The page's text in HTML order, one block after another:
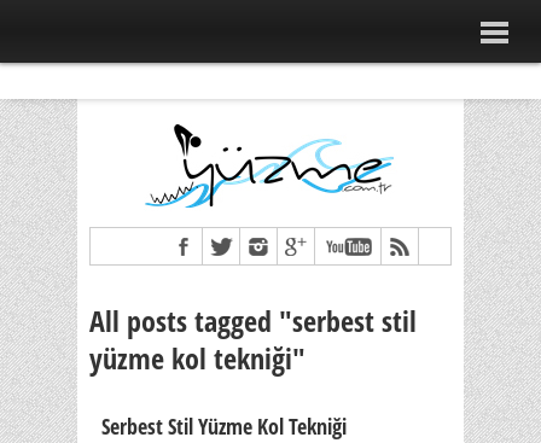
All posts tagged "serbest stil
yüzme kol tekniği"
Serbest Stil Yüzme Kol Tekniği